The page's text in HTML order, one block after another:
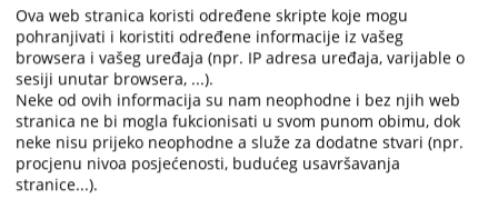
How to use the site?
Site Map
Ova web stranica koristi određene skripte koje mogu
pohranjivati i koristiti određene informacije iz vašeg
browsera i vašeg uređaja (npr. IP adresa uređaja, varijable o
sesiji unutar browsera, ...).
Neke od ovih informacija su nam neophodne i bez njih web
stranica ne bi mogla fukcionisati u svom punom obimu, dok
neke nisu prijeko neophodne a služe za dodatne stvari (npr.
procjenu nivoa posjećenosti, budućeg usavršavanja
stranice...).